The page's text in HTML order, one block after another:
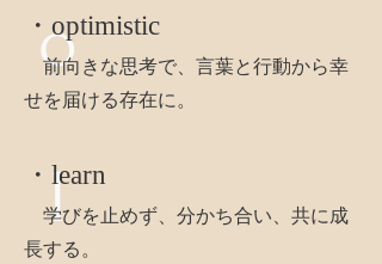
o
l
・optimistic
前向きな思考で、言葉と行動から幸
せを届ける存在に。
・learn
学びを止めず、分かち合い、共に成
長する。